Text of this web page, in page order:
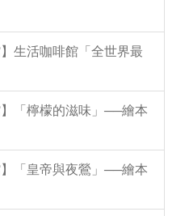
生活咖啡館「全世界最
「檸檬的滋味」──繪本
「皇帝與夜鶯」──繪本